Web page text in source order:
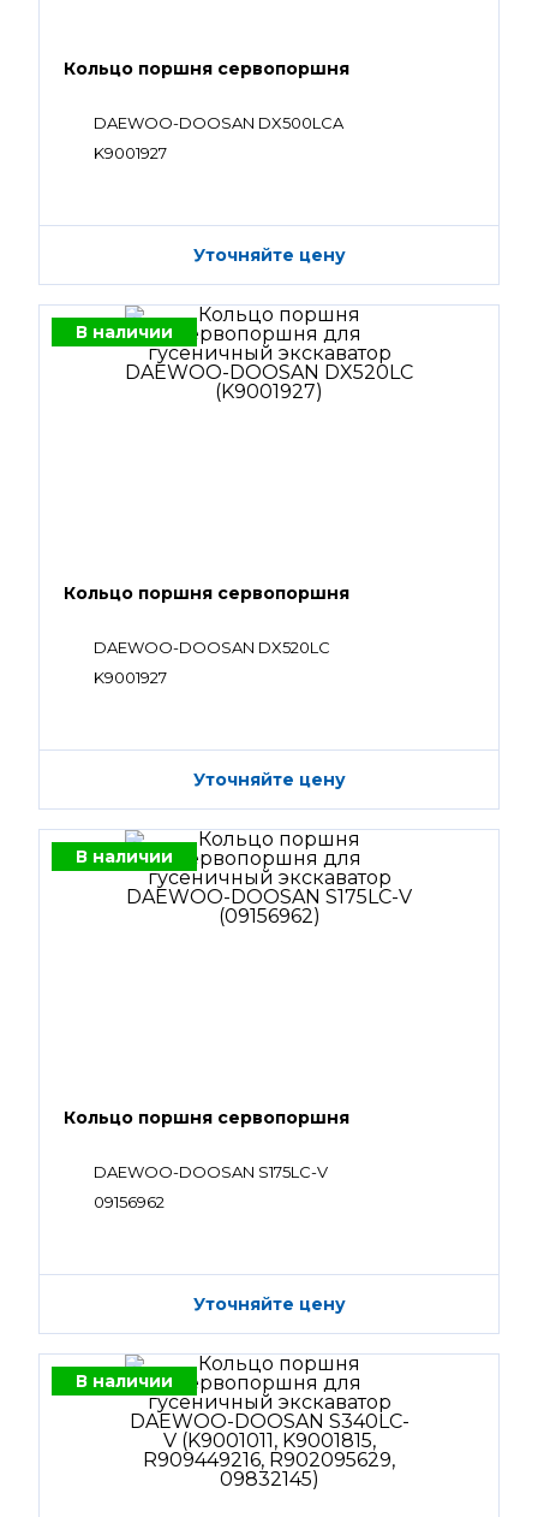
Кольцо поршня сервопоршня
DAEWOO-DOOSAN DX500LCA
K9001927
Уточняйте цену
В наличии
Кольцо поршня сервопоршня
DAEWOO-DOOSAN DX520LC
K9001927
Уточняйте цену
В наличии
Кольцо поршня сервопоршня
DAEWOO-DOOSAN S175LC-V
09156962
Уточняйте цену
В наличии